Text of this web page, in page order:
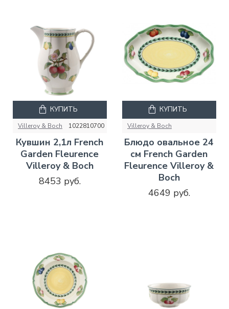
Villeroy & Boch 1022810700
Кувшин 2,1л French
Garden Fleurence
Villeroy & Boch
8453 руб.
КУПИТЬ
Villeroy & Boch
Блюдо овальное 24
см French Garden
Fleurence Villeroy &
Boch
4649 руб.
КУПИТЬ